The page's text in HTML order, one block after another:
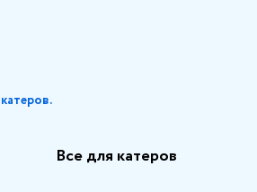
Все для катеров